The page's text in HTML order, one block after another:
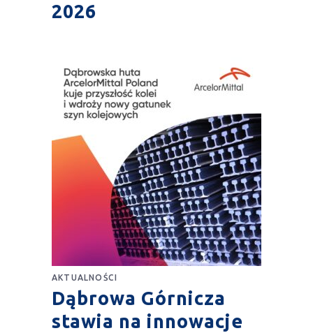
2026
AKTUALNOŚCI
Dąbrowa Górnicza
stawia na innowacje